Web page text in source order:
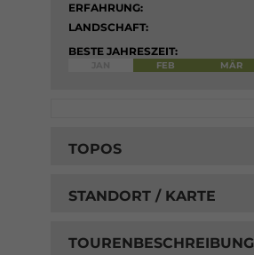
ERFAHRUNG:
LANDSCHAFT:
BESTE JAHRESZEIT:
FEB MÄR
TOPOS
STANDORT / KARTE
TOURENBESCHREIBUNG